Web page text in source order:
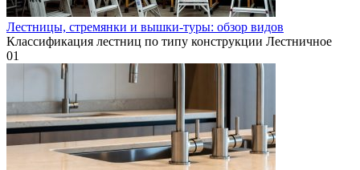
Лестницы, стремянки и вышки-туры: обзор видов
Классификация лестниц по типу конструкции Лестничное
01